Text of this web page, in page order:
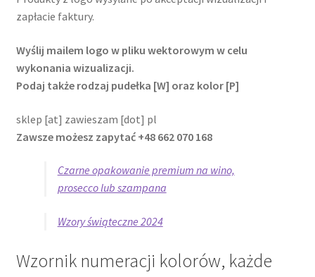
zapłacie faktury.
Wyślij mailem logo w pliku wektorowym w celu
wykonania wizualizacji.
Podaj także rodzaj pudełka [W] oraz kolor [P]
sklep [at] zawieszam [dot] pl
Zawsze możesz zapytać +48 662 070 168
Czarne opakowanie premium na wino,
prosecco lub szampana
Wzory świąteczne 2024
Wzornik numeracji kolorów, każde